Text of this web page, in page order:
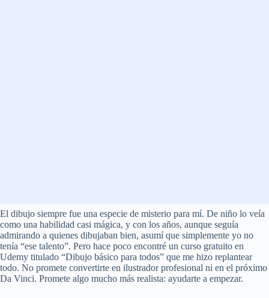
El dibujo siempre fue una especie de misterio para mí. De niño lo veía
como una habilidad casi mágica, y con los años, aunque seguía
admirando a quienes dibujaban bien, asumí que simplemente yo no
tenía “ese talento”. Pero hace poco encontré un curso gratuito en
Udemy titulado “Dibujo básico para todos” que me hizo replantear
todo. No promete convertirte en ilustrador profesional ni en el próximo
Da Vinci. Promete algo mucho más realista: ayudarte a empezar.